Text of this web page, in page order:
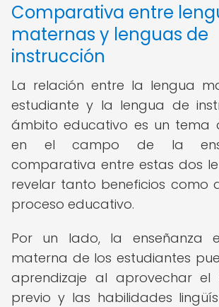
Comparativa entre
maternas y lenguas de
instrucción
La relación entre la lengua
estudiante y la lengua de
ámbito educativo es un tema
en el campo de la
comparativa entre estas dos
revelar tanto beneficios como
proceso educativo.
Por un lado, la enseñanza
materna de los estudiantes
aprendizaje al aprovechar el
previo y las habilidades